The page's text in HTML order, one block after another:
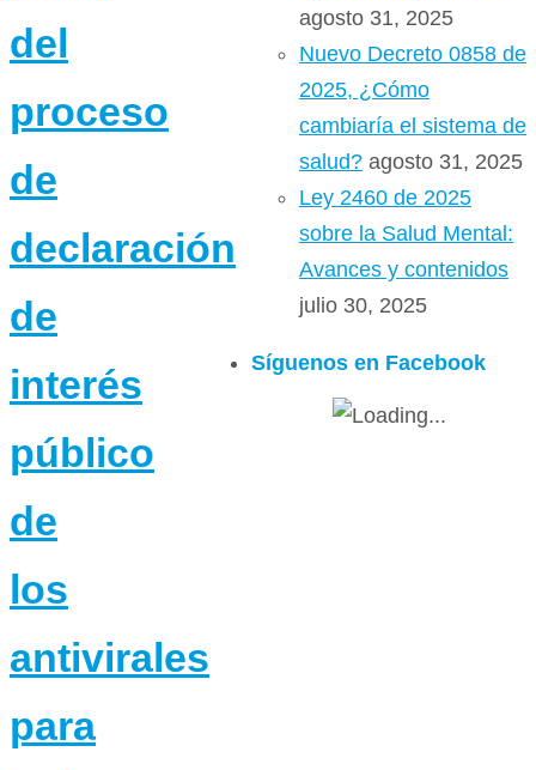
del
proceso
de
declaración
de
interés
público
de
los
antivirales
para
agosto 31, 2025
Nuevo Decreto 0858 de
2025, ¿Cómo
cambiaría el sistema de
salud? agosto 31, 2025
Ley 2460 de 2025
sobre la Salud Mental:
Avances y contenidos
julio 30, 2025
Síguenos en Facebook